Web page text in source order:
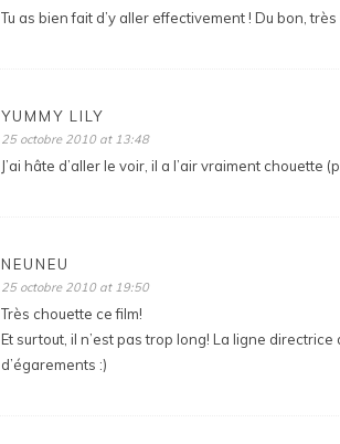
Tu as bien fait d’y aller effectivement ! Du bon, très
YUMMY LILY
25 octobre 2010 at 13:48
J’ai hâte d’aller le voir, il a l’air vraiment chouette
NEUNEU
25 octobre 2010 at 19:50
Très chouette ce film!
Et surtout, il n’est pas trop long! La ligne
d’égarements :)